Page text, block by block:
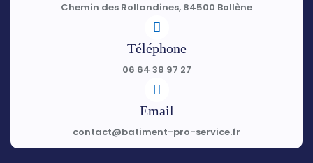
Chemin des Rollandines, 84500 Bollène
Téléphone
06 64 38 97 27
Email
contact@batiment-pro-service.fr